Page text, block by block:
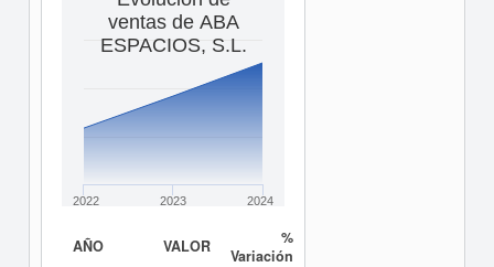
ventas de ABA
ESPACIOS, S.L.
2022 2023 2024
AÑO VALOR
%
Variación